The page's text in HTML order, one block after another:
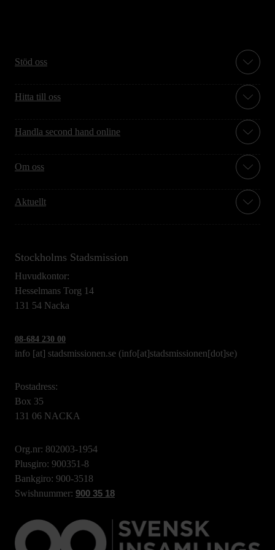
Stöd oss
Hitta till oss
Handla second hand online
Om oss
Aktuellt
Stockholms Stadsmission
Huvudkontor:
Hesselmans Torg 14
131 54 Nacka
08-684 230 00
info [at] stadsmissionen.se (info[at]stadsmissionen[dot]se)
Postadress:
Box 35
131 06 NACKA
Org.nr: 802003-1954
Plusgiro: 900351-8
Bankgiro: 900-3518
Swishnummer: 900 35 18